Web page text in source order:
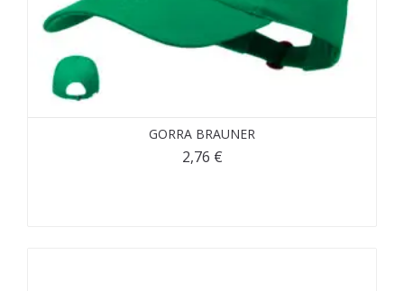
GORRA BRAUNER
2,76 €